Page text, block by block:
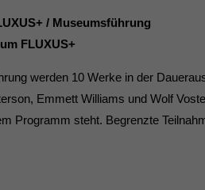
/ Museumsführung
FLUXUS+
werden 10 Werke in der
Emmett Williams und Wolf
Programm steht. Begrenzte